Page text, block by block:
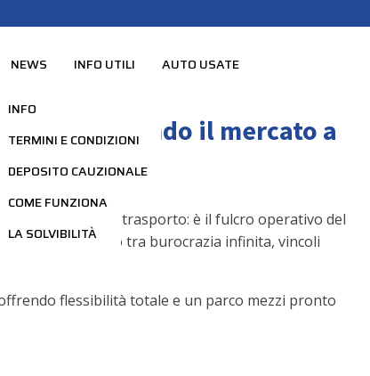
INFO
TERMINI E CONDIZIONI
DEPOSITO CAUZIONALE
COME FUNZIONA
LA SOLVIBILITÀ
NEWS INFO UTILI AUTO USATE
rivoluzionando il mercato a
un mezzo di trasporto: è il fulcro operativo del
in un incubo tra burocrazia infinita, vincoli
flessibilità totale e un parco mezzi pronto